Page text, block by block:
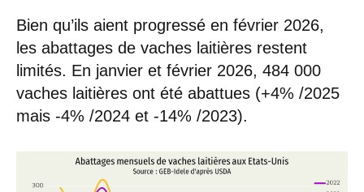
Bien qu’ils aient progressé en février 2026,
les abattages de vaches laitières restent
limités. En janvier et février 2026, 484 000
vaches laitières ont été abattues (+4% /2025
mais -4% /2024 et -14% /2023).